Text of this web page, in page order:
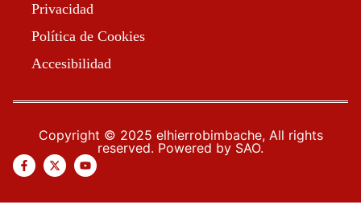
Privacidad
Política de Cookies
Accesibilidad
Copyright © 2025 elhierrobimbache, All rights
reserved. Powered by SAO.